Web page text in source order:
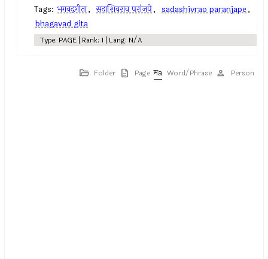
Tags: भगवद्‌गीता, सदाशिवराव परांजपे, sadashivrao paranjape,
bhagavad gita
Type: PAGE | Rank: 1 | Lang: N/A
Folder Page Word/Phrase Person